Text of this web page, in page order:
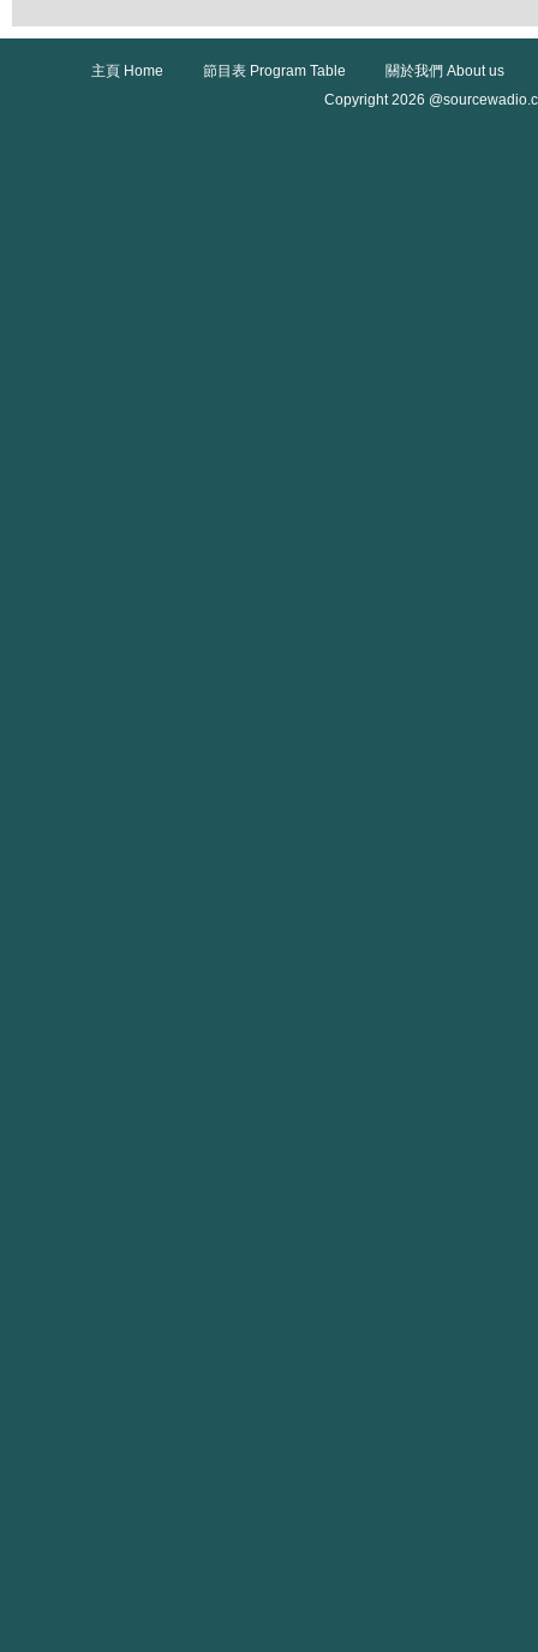
主頁 Home 節目表 Program Table
關於我們 About us
Copyright 2026